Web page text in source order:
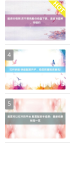
4
5